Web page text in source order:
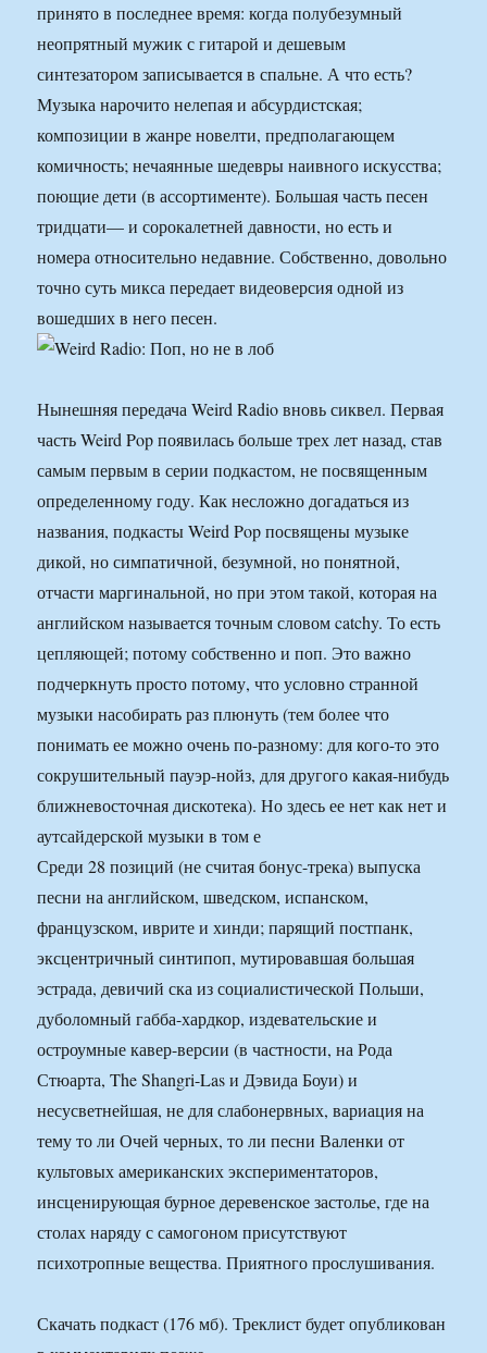
принято в последнее время: когда полубезумный
неопрятный мужик с гитарой и дешевым
синтезатором записывается в спальне. А что есть?
Музыка нарочито нелепая и абсурдистская;
композиции в жанре новелти, предполагающем
комичность; нечаянные шедевры наивного искусства;
поющие дети (в ассортименте). Большая часть песен
тридцати— и сорокалетней давности, но есть и
номера относительно недавние. Собственно, довольно
точно суть микса передает видеоверсия одной из
вошедших в него песен.
Нынешняя передача Weird Radio вновь сиквел. Первая
часть Weird Pop появилась больше трех лет назад, став
самым первым в серии подкастом, не посвященным
определенному году. Как несложно догадаться из
названия, подкасты Weird Pop посвящены музыке
дикой, но симпатичной, безумной, но понятной,
отчасти маргинальной, но при этом такой, которая на
английском называется точным словом catchy. То есть
цепляющей; потому собственно и поп. Это важно
подчеркнуть просто потому, что условно странной
музыки насобирать раз плюнуть (тем более что
понимать ее можно очень по-разному: для кого-то это
сокрушительный пауэр-нойз, для другого какая-нибудь
ближневосточная дискотека). Но здесь ее нет как нет и
аутсайдерской музыки в том е
Среди 28 позиций (не считая бонус-трека) выпуска
песни на английском, шведском, испанском,
французском, иврите и хинди; парящий постпанк,
эксцентричный синтипоп, мутировавшая большая
эстрада, девичий ска из социалистической Польши,
дуболомный габба-хардкор, издевательские и
остроумные кавер-версии (в частности, на Рода
Стюарта, The Shangri-Las и Дэвида Боуи) и
несусветнейшая, не для слабонервных, вариация на
тему то ли Очей черных, то ли песни Валенки от
культовых американских экспериментаторов,
инсценирующая бурное деревенское застолье, где на
столах наряду с самогоном присутствуют
психотропные вещества. Приятного прослушивания.
Скачать подкаст (176 мб). Треклист будет опубликован